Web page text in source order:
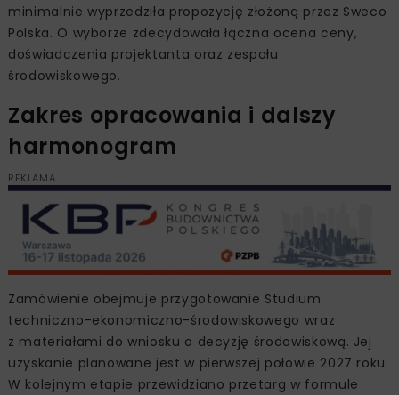
minimalnie wyprzedziła propozycję złożoną przez Sweco
Polska. O wyborze zdecydowała łączna ocena ceny,
doświadczenia projektanta oraz zespołu
środowiskowego.
Zakres opracowania i dalszy
harmonogram
REKLAMA
Zamówienie obejmuje przygotowanie Studium
techniczno-ekonomiczno-środowiskowego wraz
z materiałami do wniosku o decyzję środowiskową. Jej
uzyskanie planowane jest w pierwszej połowie 2027 roku.
W kolejnym etapie przewidziano przetarg w formule